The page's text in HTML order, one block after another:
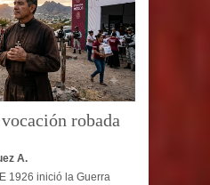
robada
A.
1926 inició la Guerra